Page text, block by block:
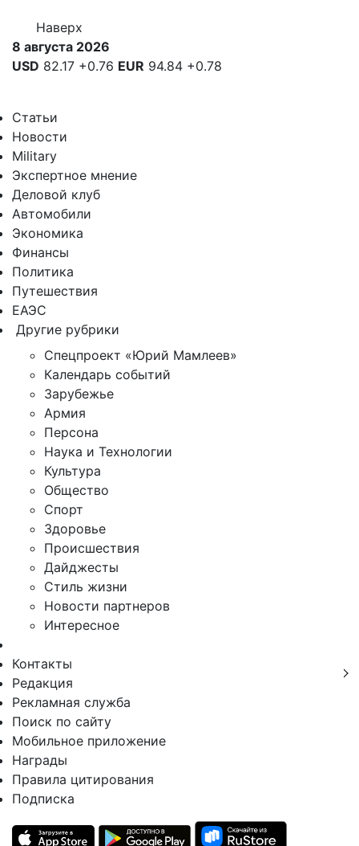
Наверх
8 августа 2026
USD 82.17 +0.76 EUR 94.84 +0.78
Статьи
Новости
Military
Экспертное мнение
Деловой клуб
Автомобили
Экономика
Финансы
Политика
Путешествия
ЕАЭС
Другие рубрики
Спецпроект «Юрий Мамлеев»
Календарь событий
Зарубежье
Армия
Персона
Наука и Технологии
Культура
Общество
Спорт
Здоровье
Происшествия
Дайджесты
Стиль жизни
Новости партнеров
Интересное
Контакты
Редакция
Рекламная служба
Поиск по сайту
Мобильное приложение
Награды
Правила цитирования
Подписка